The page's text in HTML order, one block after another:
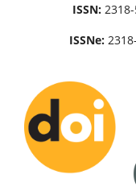
ISSN:
ISSNe: